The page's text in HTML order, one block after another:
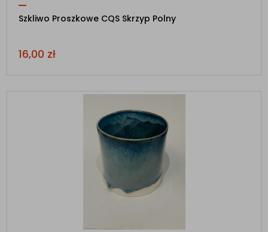
Szkliwo Proszkowe CQS Skrzyp Polny
16,00 zł